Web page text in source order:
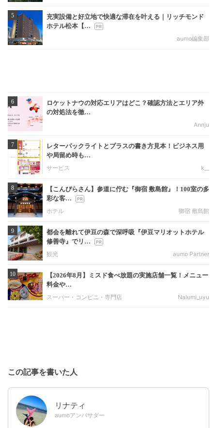
5
充実設備と好立地で快適な滞在を叶える｜リッチモンド
ホテル松本【…
aumo編集部
6
ロケットナウの対応エリアはどこ？確認方法とエリア外
の対処法を徹…
Annju
7
レターパックライトとプラスの書き方見本！ビジネス用
や局留め時も…
サービス
k__
8
【こんぴらさん】参道に佇む『御宿 敷島館』！100室の多
彩な客…
ホテル
御宿 敷島館
9
都会を離れて伊豆の森で深呼吸『伊豆マリオットホテル
修善寺』でリ…
観光
aumo Partner
10
【2026年8月】ミスド食べ放題の実施店舗一覧！メニュー
料金や…
スーパー・コンビニ・専門店
Nalumi_uyu
この記事を書いた人
リナティ
aumoアンバサダー